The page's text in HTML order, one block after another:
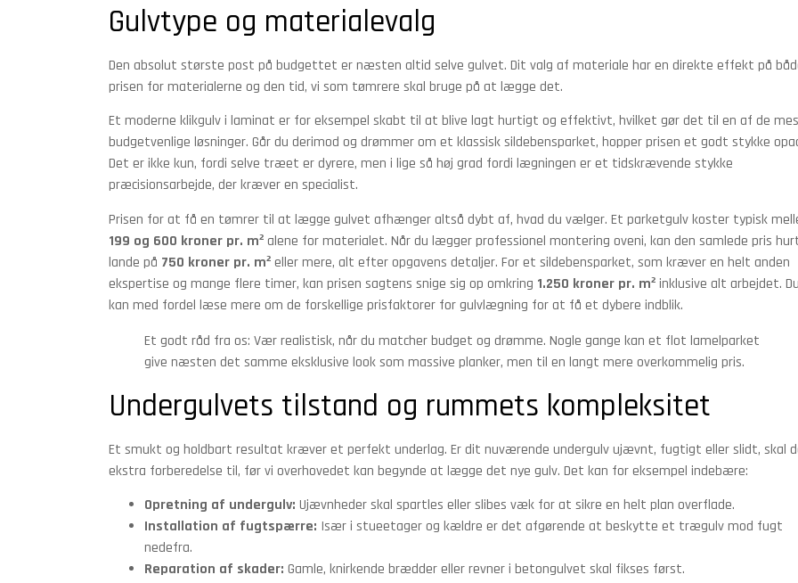
Gulvtype og materialevalg
Den absolut største post på budgettet er næsten altid selve gulvet. Dit valg af materiale har en direkte effekt på
prisen for materialerne og den tid, vi som tømrere skal bruge på at lægge det.
Et moderne klikgulv i laminat er for eksempel skabt til at blive lagt hurtigt og effektivt, hvilket gør det til en af de
budgetvenlige løsninger. Går du derimod og drømmer om et klassisk sildebensparket, hopper prisen et godt stykke
Det er ikke kun, fordi selve træet er dyrere, men i lige så høj grad fordi lægningen er et tidskrævende stykke
præcisionsarbejde, der kræver en specialist.
Prisen for at få en tømrer til at lægge gulvet afhænger altså dybt af, hvad du vælger. Et parketgulv koster typisk
199 og 600 kroner pr. m²alene for materialet. Når du lægger professionel montering oveni, kan den samlede pris
lande på 750 kroner pr. m²eller mere, alt efter opgavens detaljer. For et sildebensparket, som kræver en helt anden
ekspertise og mange flere timer, kan prisen sagtens snige sig op omkring 1.250 kroner pr. m²inklusive alt arbejdet. Du
kan med fordel læse mere om de forskellige prisfaktorer for gulvlægning for at få et dybere indblik.
Et godt råd fra os: Vær realistisk, når du matcher budget og drømme. Nogle gange kan et flot lamelparket
give næsten det samme eksklusive look som massive planker, men til en langt mere overkommelig pris.
Undergulvets tilstand og rummets kompleksitet
Et smukt og holdbart resultat kræver et perfekt underlag. Er dit nuværende undergulv ujævnt, fugtigt eller slidt, skal
ekstra forberedelse til, før vi overhovedet kan begynde at lægge det nye gulv. Det kan for eksempel indebære:
Opretning af undergulv: Ujævnheder skal spartles eller slibes væk for at sikre en helt plan overflade.
Installation af fugtspærre: Især i stueetager og kældre er det afgørende at beskytte et trægulv mod fugt
nedefra.
Reparation af skader: Gamle, knirkende brædder eller revner i betongulvet skal fikses først.